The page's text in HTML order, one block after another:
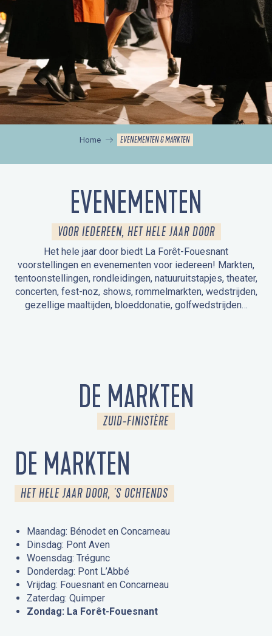
Home EVENEMENTEN & MARKTEN
EVENEMENTEN
VOOR IEDEREEN, HET HELE JAAR DOOR
Het hele jaar door biedt La Forêt-Fouesnant
voorstellingen en evenementen voor iedereen! Markten,
tentoonstellingen, rondleidingen, natuuruitstapjes, theater,
concerten, fest-noz, shows, rommelmarkten, wedstrijden,
gezellige maaltijden, bloeddonatie, golfwedstrijden…
DE MARKTEN
ZUID-FINISTÈRE
DE MARKTEN
HET HELE JAAR DOOR, 'S OCHTENDS
Maandag: Bénodet en Concarneau
Dinsdag: Pont Aven
Woensdag: Trégunc
Donderdag: Pont L’Abbé
Vrijdag: Fouesnant en Concarneau
Zaterdag: Quimper
Zondag: La Forêt-Fouesnant